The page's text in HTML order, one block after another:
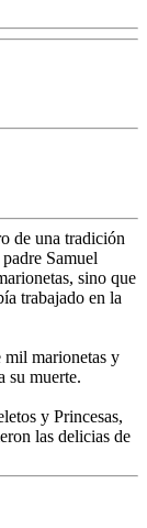
de una tradición
Samuel
sino que
trabajado en la
mil marionetas y
su muerte.
y Princesas,
las delicias de